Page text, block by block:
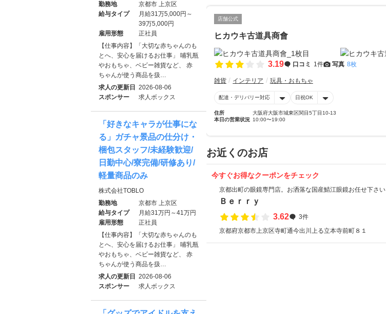
店舗公式
ヒカウキ古道具商會
3.19 口コミ 1件 写真 8枚
雑貨 インテリア 玩具・おもちゃ
配達・デリバリー対応 日祝OK
住所
大阪府大阪市城東区関目5丁目10-13
本日の営業状況 10:00〜19:00
お近くのお店
今すぐお得なクーポンをチェック
京都出町の眼鏡専門店。お洒落な国産鯖江眼鏡お任せ下さい
Ｂｅｒｒｙ
3.62
3件
京都府京都市上京区寺町通今出川上る立本寺前町８１
勤務地
京都市 上京区
給与タイプ
月給31万5,000円～
39万5,000円
雇用形態
正社員
【仕事内容】「大切な赤ちゃんのも
とへ、安心を届けるお仕事」 哺乳瓶
やおもちゃ、ベビー雑貨など、 赤
ちゃんが使う商品を扱…
求人の更新日
2026-08-06
スポンサー
求人ボックス
「好きなキャラが仕事にな
る」ガチャ景品の仕分け・
梱包スタッフ/未経験歓迎/
日勤中心/寮完備/研修あり/
軽量商品のみ
株式会社TOBLO
勤務地
京都市 上京区
給与タイプ
月給31万円～41万円
雇用形態
正社員
【仕事内容】「大切な赤ちゃんのも
とへ、安心を届けるお仕事」 哺乳瓶
やおもちゃ、ベビー雑貨など、 赤
ちゃんが使う商品を扱…
求人の更新日
2026-08-06
スポンサー
求人ボックス